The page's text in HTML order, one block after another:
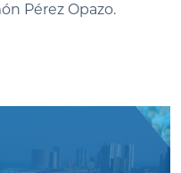
Pérez Opazo.